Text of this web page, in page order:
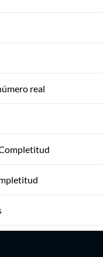
real
consecuencias